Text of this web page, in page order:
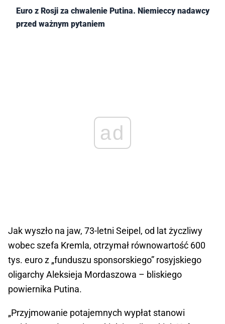
Euro z Rosji za chwalenie Putina. Niemieccy nadawcy
przed ważnym pytaniem
ad
Jak wyszło na jaw, 73-letni Seipel, od lat życzliwy
wobec szefa Kremla, otrzymał równowartość 600
tys. euro z „funduszu sponsorskiego” rosyjskiego
oligarchy Aleksieja Mordaszowa – bliskiego
powiernika Putina.
„Przyjmowanie potajemnych wypłat stanowi